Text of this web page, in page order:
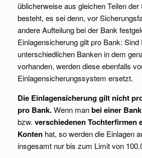
üblicherweise aus gleichen Teilen der
besteht, es sei denn, vor
andere Aufteilung bei der Bank
Einlagensicherung gilt pro Bank: Sind
unterschiedlichen Banken in dem
vorhanden, werden diese ebenfalls
Einlagensicherungssystem ersetzt.
Die Einlagensicherung gilt nicht
pro Bank.Wenn manbei einer
bzw. verschiedenen Tochterfirmen
Konten hat, so werden die Einlagen
insgesamt nur bis zum Limit von